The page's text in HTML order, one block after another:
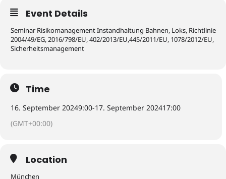
Event Details
Seminar Risikomanagement Instandhaltung Bahnen, Loks, Richtlinie
2004/49/EG, 2016/798/EU, 402/2013/EU,445/2011/EU, 1078/2012/EU,
Sicherheitsmanagement
Time
16. September 20249:00-17. September 202417:00
(GMT+00:00)
Location
München